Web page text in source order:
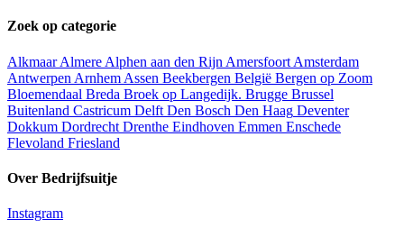
Zoek op categorie
Alkmaar Almere Alphen aan den Rijn Amersfoort Amsterdam
Antwerpen Arnhem Assen Beekbergen België Bergen op Zoom
Bloemendaal Breda Broek op Langedijk. Brugge Brussel
Buitenland Castricum Delft Den Bosch Den Haag Deventer
Dokkum Dordrecht Drenthe Eindhoven Emmen Enschede
Flevoland Friesland
Over Bedrijfsuitje
Instagram